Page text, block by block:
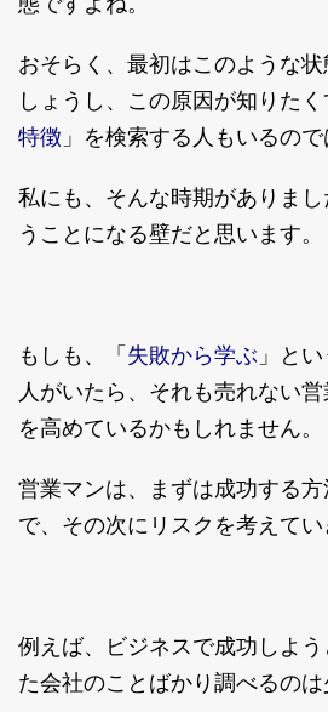
おそらく、最初はこのような
しょうし、この原因が知りたく
特徴 」を検索する人もいるので
私にも、そんな時期がありま
うことになる壁だと思います。
もしも、「 失敗から学ぶ 」と
人がいたら、それも売れない
を高めているかもしれません。
営業マンは、まずは成功する
で、その次にリスクを考えてい
例えば、ビジネスで成功しよ
た会社のことばかり調べるのは